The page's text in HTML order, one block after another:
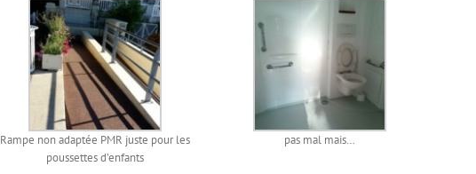
Rampe non adaptée PMR juste pour les
poussettes d’enfants
pas mal mais…